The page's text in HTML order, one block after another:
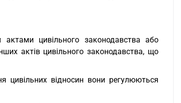
цивільного законодавства або
актів цивільного законодавства, що
цивільних відносин вони регулюються